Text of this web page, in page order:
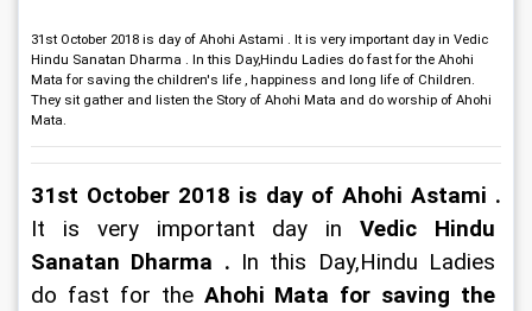
31st October 2018 is day of Ahohi Astami . It is very important day in Vedic
Hindu Sanatan Dharma . In this Day,Hindu Ladies do fast for the Ahohi
Mata for saving the children's life , happiness and long life of Children.
They sit gather and listen the Story of Ahohi Mata and do worship of Ahohi
Mata.
31st October 2018 is day of Ahohi Astami .
It is very important day in
Vedic Hindu
Sanatan Dharma . In this Day,Hindu Ladies
do fast for the Ahohi Mata for saving the